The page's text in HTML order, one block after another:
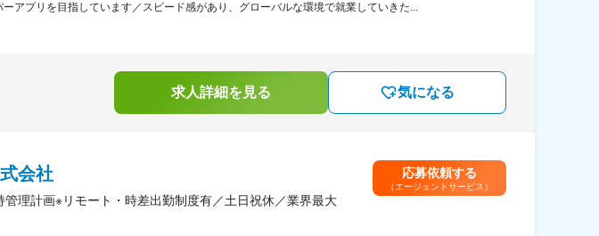
アプリを目指しています／スピード感があり、グローバルな環境で就業していきた...
求人詳細を見る 気になる
会社
管理計画※リモート・時差出勤制度有／土日祝休／業界最大
応募依頼する
（エージェントサービス）